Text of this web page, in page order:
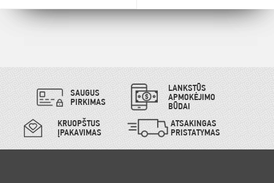
SAUGUS
PIRKIMAS
LANKSTŪS
APMOKĖJIMO
BŪDAI
KRUOPŠTUS
ĮPAKAVIMAS
ATSAKINGAS
PRISTATYMAS